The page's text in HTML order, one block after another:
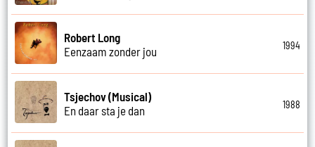
Robert Long
Eenzaam zonder jou
1994
Tsjechov (Musical)
En daar sta je dan
1988